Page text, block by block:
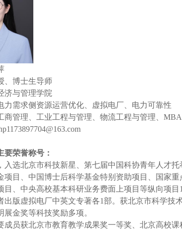
、博士生导师
济与管理学院
力需求侧资源运营优化、虚拟电厂、电力可靠性
商管理、工业工程与管理、物流工程与管理、 MBA
要荣誉称号：
入选北京市科技新星、第七届中国科协青年人才
项目、中国博士后科学基金特别资助项目、国家
目、中央高校基本科研业务费面上项目等纵向项目
出版虚拟电厂中英文专著各1部。获北京市科学技
展金奖等科技奖励多项。
成员获北京市教育教学成果奖一等奖、北京高校